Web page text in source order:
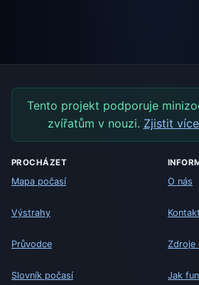
Tento projekt podporuje
zvířatům v nouzi. Zjistit
PROCHÁZET
Mapa počasí
Výstrahy
Průvodce
Slovník počasí
O nás
Kontakt
Zdroje
Jak